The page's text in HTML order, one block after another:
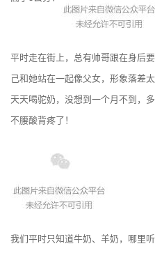
平时走在街上，总有帅哥跟在身后
己和她站在一起像父女，形象落差
天天喝驼奶，没想到一个月不到，
不腰酸背疼了！
我们平时只知道牛奶、羊奶，哪里